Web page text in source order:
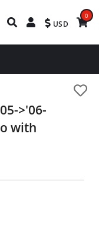
USD
0
>'06-
with